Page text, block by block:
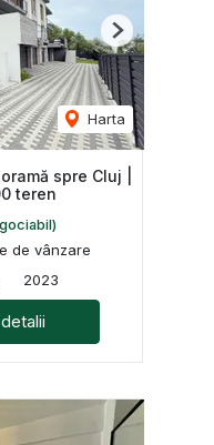
Harta
Next
spre Cluj |
teren
de vânzare
2023